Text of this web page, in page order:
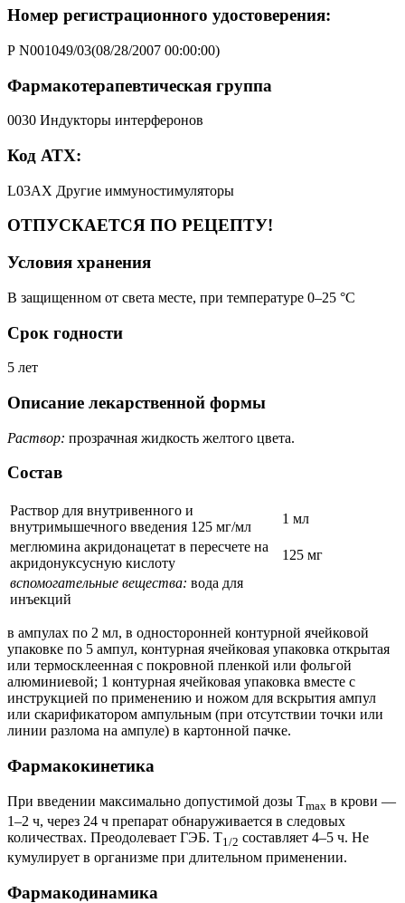
Номер регистрационного удостоверения:
Р N001049/03(08/28/2007 00:00:00)
Фармакотерапевтическая группа
0030 Индукторы интерферонов
Код АТХ:
L03AX Другие иммуностимуляторы
ОТПУСКАЕТСЯ ПО РЕЦЕПТУ!
Условия хранения
В защищенном от света месте, при температуре 0–25 °C
Срок годности
5 лет
Описание лекарственной формы
Раствор: прозрачная жидкость желтого цвета.
Состав
Раствор для внутривенного и
внутримышечного введения 125 мг/мл
1 мл
меглюмина акридонацетат в пересчете на
акридонуксусную кислоту
125 мг
вспомогательные вещества: вода для
инъекций
в ампулах по 2 мл, в односторонней контурной ячейковой
упаковке по 5 ампул, контурная ячейковая упаковка открытая
или термосклеенная с покровной пленкой или фольгой
алюминиевой; 1 контурная ячейковая упаковка вместе с
инструкцией по применению и ножом для вскрытия ампул
или скарификатором ампульным (при отсутствии точки или
линии разлома на ампуле) в картонной пачке.
Фармакокинетика
При введении максимально допустимой дозы Tmax в крови —
1–2 ч, через 24 ч препарат обнаруживается в следовых
количествах. Преодолевает ГЭБ. T1/2 составляет 4–5 ч. Не
кумулирует в организме при длительном применении.
Фармакодинамика